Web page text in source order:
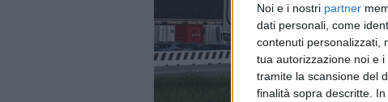
Noi e i nostri partner
dati personali, come
contenuti personalizzati,
tua autorizzazione noi e
tramite la scansione del
finalità sopra descritte.